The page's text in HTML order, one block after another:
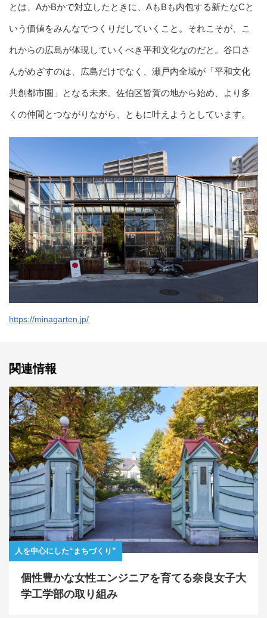
とは、AかBかで対立したときに、AもBも内包する新たなCと
いう価値をみんなでつくりだしていくこと。それこそが、こ
れからの広島が体現していくべき平和文化なのだと。谷口さ
んがめざすのは、広島だけでなく、瀬戸内全域が「平和文化
共創都市圏」となる未来。佐伯区皆賀の地から始め、より多
くの仲間とつながりながら、ともに叶えようとしています。
https://minagarten.jp/
関連情報
人を中心にした“まちづくり”
個性豊かな女性エンジニアを育てる奈良女子大
学工学部の取り組み